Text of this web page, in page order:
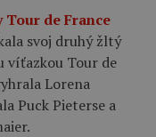
de France
svoj druhý žltý
víťazkou Tour de
Lorena
Puck Pieterse a